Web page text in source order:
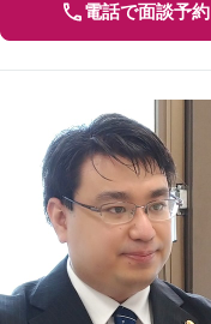
電話で面談予約